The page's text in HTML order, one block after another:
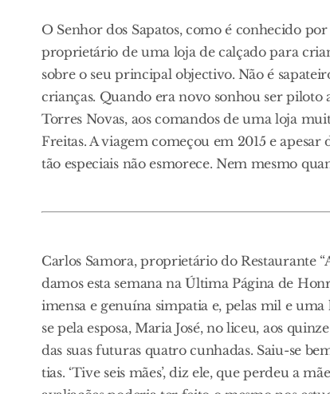
O Senhor dos Sapatos, como é conhecido
proprietário de uma loja de calçado para
sobre o seu principal objectivo. Não é
crianças. Quando era novo sonhou ser piloto
Torres Novas, aos comandos de uma loja
Freitas. A viagem começou em 2015 e
tão especiais não esmorece. Nem mesmo
Carlos Samora, proprietário do Restaurante
damos esta semana na Última Página de
imensa e genuína simpatia e, pelas mil e
se pela esposa, Maria José, no liceu, aos
das suas futuras quatro cunhadas. Saiu-se
tias. ‘Tive seis mães’, diz ele, que perdeu a